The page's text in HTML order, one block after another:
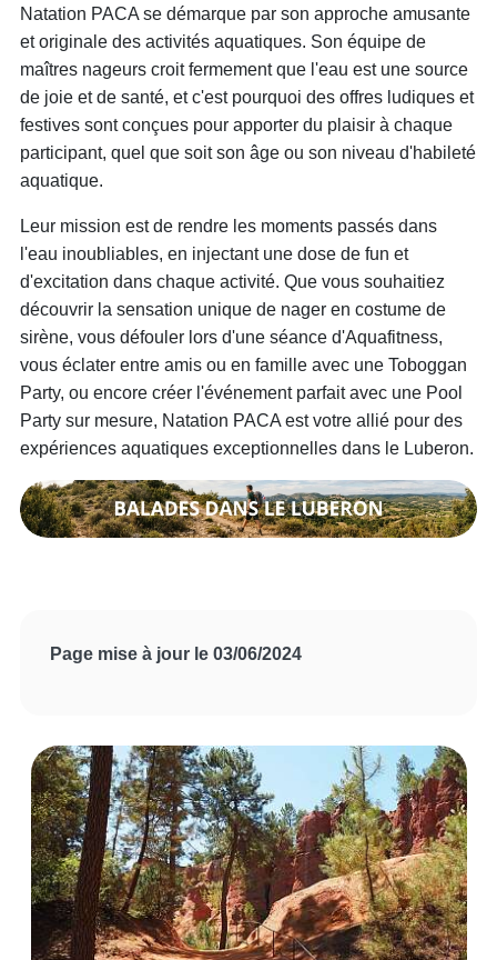
Natation PACA se démarque par son approche amusante
et originale des activités aquatiques. Son équipe de
maîtres nageurs croit fermement que l'eau est une source
de joie et de santé, et c'est pourquoi des offres ludiques et
festives sont conçues pour apporter du plaisir à chaque
participant, quel que soit son âge ou son niveau d'habileté
aquatique.
Leur mission est de rendre les moments passés dans
l'eau inoubliables, en injectant une dose de fun et
d'excitation dans chaque activité. Que vous souhaitiez
découvrir la sensation unique de nager en costume de
sirène, vous défouler lors d'une séance d'Aquafitness,
vous éclater entre amis ou en famille avec une Toboggan
Party, ou encore créer l'événement parfait avec une Pool
Party sur mesure, Natation PACA est votre allié pour des
expériences aquatiques exceptionnelles dans le Luberon.
Page mise à jour le 03/06/2024